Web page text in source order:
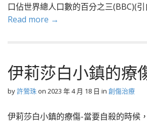
口佔世界總人口數的百分之三(BBC)(
Read more →
伊莉莎白小鎮的療
by許鶯珠on 2023 年 4 月 18 日 in 創傷治療
伊莉莎白小鎮的療傷-當要自殺的時候